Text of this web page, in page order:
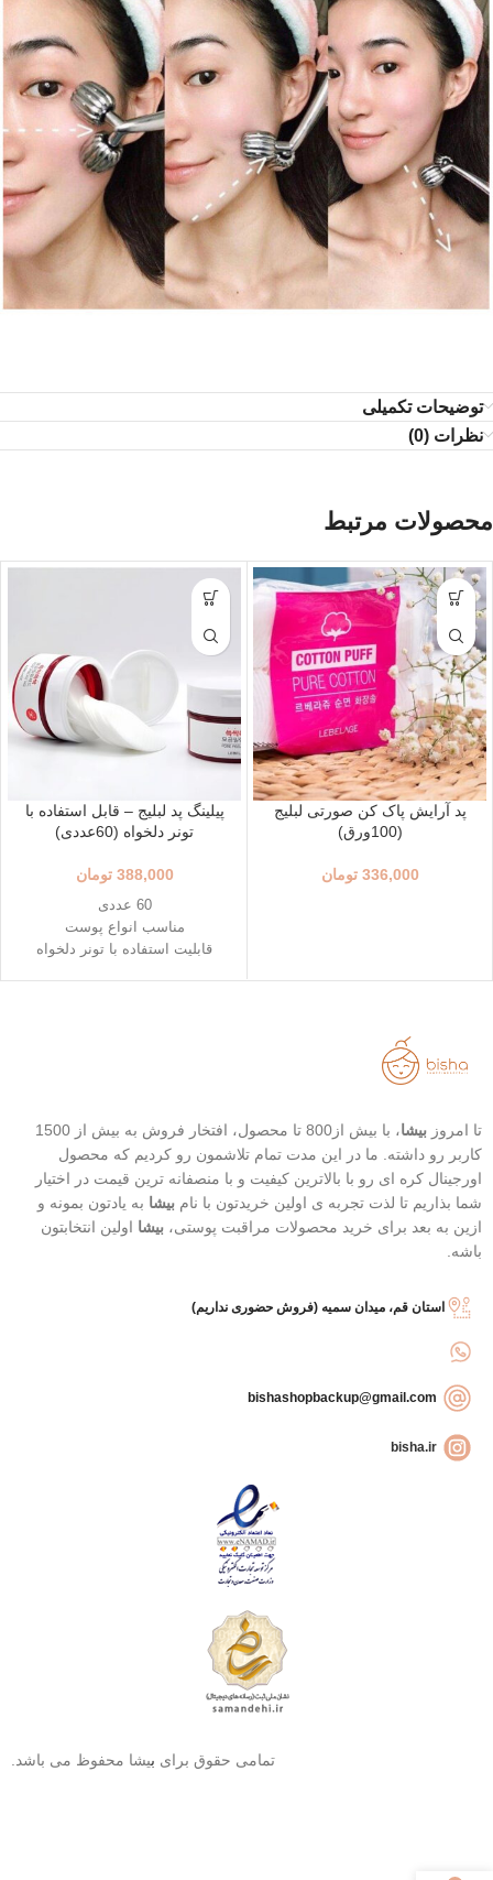
توضیحات تکمیلی
نظرات (0)
محصولات مرتبط
پد آرایش پاک کن صورتی لبلیج
(100ورق)
336,000 تومان
پیلینگ پد لبلیج – قابل استفاده با
تونر دلخواه (60عددی)
388,000 تومان
60 عددی
مناسب انواع پوست
قابلیت استفاده با تونر دلخواه
تا امروز بیشا
، با بیش از800 تا محصول، افتخار فروش به بیش از 1500
کاربر رو داشته. ما در این مدت تمام تلاشمون رو کردیم که محصول
اورجینال کره ای رو با بالاترین کیفیت و با منصفانه ترین قیمت در اختیار
شما بذاریم تا لذت تجربه ی اولین خریدتون با نام بیشا به یادتون بمونه و
ازین به بعد برای خرید محصولات مراقبت پوستی، بیشا اولین انتخابتون
باشه.
استان قم، میدان سمیه (فروش حضوری نداریم)
bisha.ir
تمامی حقوق برای بیشا محفوظ می باشد.